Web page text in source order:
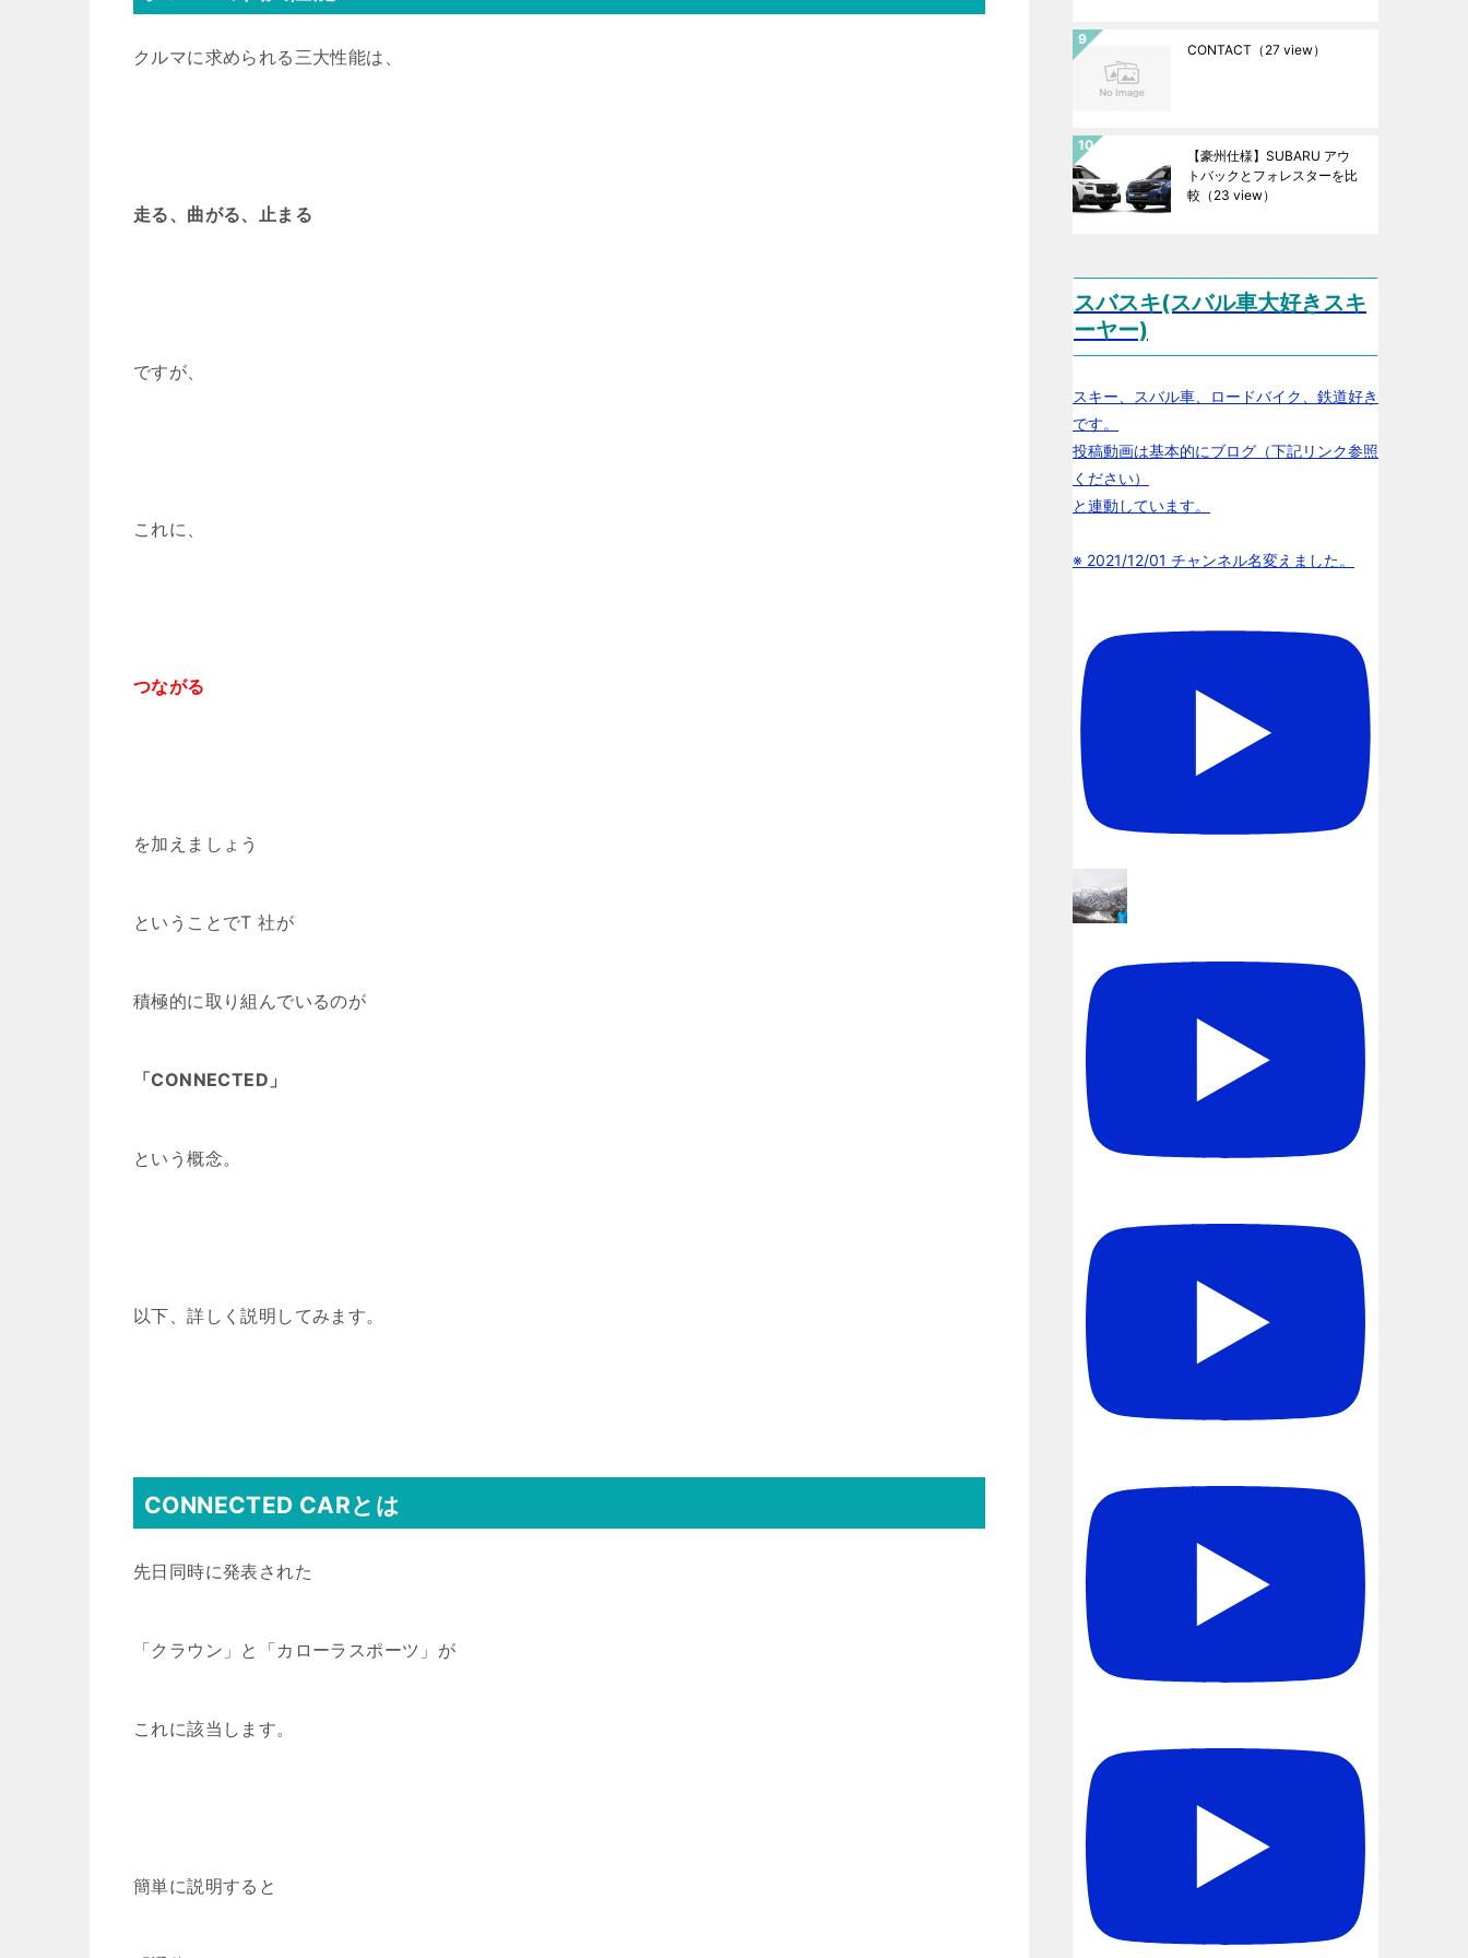
クルマに求められる三大性能は、
走る、曲がる、止まる
ですが、
これに、
つながる
を加えましょう
ということでT 社が
積極的に取り組んでいるのが
「CONNECTED」
という概念。
以下、詳しく説明してみます。
CONNECTED CARとは
先日同時に発表された
「クラウン」と「カローラスポーツ」が
これに該当します。
簡単に説明すると
CONTACT （27 view）
【豪州仕様】SUBARU アウ
トバックとフォレスターを比
較 （23 view）
スバスキ(スバル車大好きスキ
ーヤー)
スキー、スバル車、ロードバイク、鉄道好き
です。
投稿動画は基本的にブログ（下記リンク参照
ください）
と連動しています。
※ 2021/12/01 チャンネル名変えました。